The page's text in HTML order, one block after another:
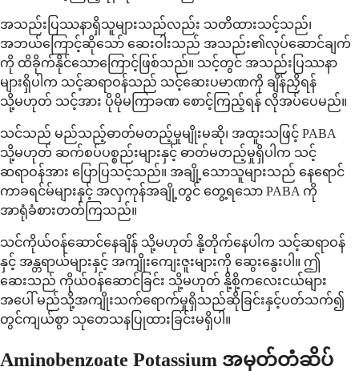
အသည်းပြဿနာရှိသူများသည်လည်း သတိထားသင့်သည်၊
အဘယ်ကြောင့်ဆိုသော် ဆေးဝါးသည် အသည်း၏လုပ်ဆောင်ချက်
ကို ထိခိုက်နိုင်သောကြောင့်ဖြစ်သည်။ သင့်တွင် အသည်းပြဿနာ
များရှိပါက သင့်ဆရာဝန်သည် သင့်ဆေးပမာဏကို ချိန်ညှိရန်
သို့မဟုတ် သင့်အား ပိုမိုမကြာခဏ စောင့်ကြည့်ရန် လိုအပ်ပေမည်။
သင်သည် မည်သည့်ဓာတ်မတည့်မှုမျိုးမဆို၊ အထူးသဖြင့် PABA
သို့မဟုတ် ဆက်စပ်ပစ္စည်းများနှင့် ဓာတ်မတည့်မှုရှိပါက သင့်
ဆရာဝန်အား ပြောပြသင့်သည်။ အချို့သောသူများသည် နေရောင်
ကာခရင်မ်များနှင့် အလှကုန်အချို့တွင် တွေ့ရသော PABA ကို
အာရုံခံစားတတ်ကြသည်။
သင်ကိုယ်ဝန်ဆောင်နေချိန် သို့မဟုတ် နို့တိုက်နေပါက သင့်ဆရာဝန်
နှင့် အန္တရာယ်များနှင့် အကျိုးကျေးဇူးများကို ဆွေးနွေးပါ။ ဤ
ဆေးသည် ကိုယ်ဝန်ဆောင်ခြင်း သို့မဟုတ် နို့စို့ကလေးငယ်များ
အပေါ် မည်သို့အကျိုးသက်ရောက်မှုရှိသည်ဆိုခြင်းနှင့်ပတ်သက်၍
တွင်ကျယ်စွာ သုတေသနပြုထားခြင်းမရှိပါ။
Aminobenzoate Potassium အမှတ်တံဆိပ်